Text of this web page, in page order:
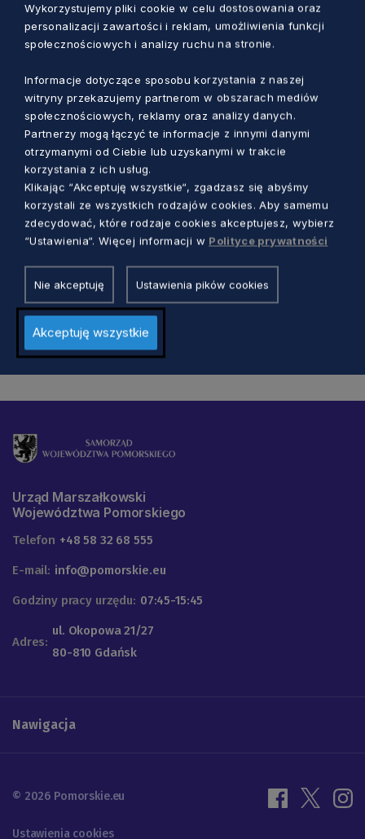
KULTURA
Sopocka galeria znów otwarta. Do
zobaczenia są cztery wystawy
Urząd Marszałkowski
Województwa Pomorskiego
Telefon +48 58 32 68 555
E-mail: info@pomorskie.eu
Godziny pracy urzędu: 07:45-15:45
Adres:
ul. Okopowa 21/27
80-810 Gdańsk
Nawigacja
© 2026 Pomorskie.eu
Ustawienia cookies
Wykorzystujemy pliki cookie w celu dostosowania oraz
personalizacji zawartości i reklam, umożliwienia funkcji
społecznościowych i analizy ruchu na stronie.
Informacje dotyczące sposobu korzystania z naszej
witryny przekazujemy partnerom w obszarach mediów
społecznościowych, reklamy oraz analizy danych.
Partnerzy mogą łączyć te informacje z innymi danymi
otrzymanymi od Ciebie lub uzyskanymi w trakcie
korzystania z ich usług.
Klikając “Akceptuję wszystkie“, zgadzasz się abyśmy
korzystali ze wszystkich rodzajów cookies. Aby samemu
zdecydować, które rodzaje cookies akceptujesz, wybierz
“Ustawienia“. Więcej informacji w Polityce prywatności
Nie akceptuję Ustawienia pików cookies
Akceptuję wszystkie